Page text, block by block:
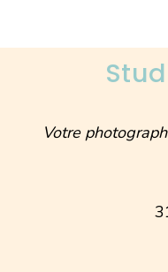
Votre